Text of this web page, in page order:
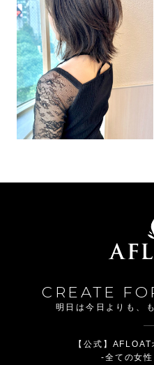
CREATE
明日は今日よりも、
【公式】
-全ての女